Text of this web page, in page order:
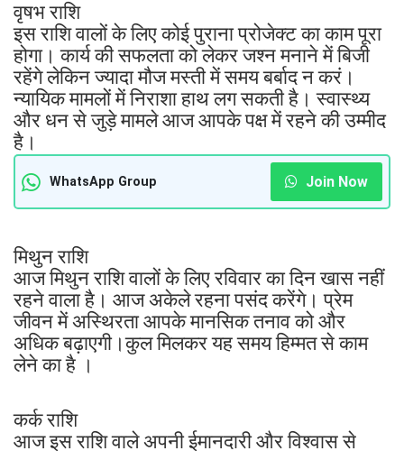
वृषभ राशि
इस राशि वालों के लिए कोई पुराना प्रोजेक्ट का काम पूरा
होगा। कार्य की सफलता को लेकर जश्न मनाने में बिजी
रहेंगे लेकिन ज्यादा मौज मस्ती में समय बर्बाद न करं।
न्यायिक मामलों में निराशा हाथ लग सकती है। स्वास्थ्य
और धन से जुड़े मामले आज आपके पक्ष में रहने की उम्मीद
है।
WhatsApp Group Join Now
मिथुन राशि
आज मिथुन राशि वालों के लिए रविवार का दिन खास नहीं
रहने वाला है। आज अकेले रहना पसंद करेंगे। प्रेम
जीवन में अस्थिरता आपके मानसिक तनाव को और
अधिक बढ़ाएगी।कुल मिलकर यह समय हिम्मत से काम
लेने का है ।
कर्क राशि
आज इस राशि वाले अपनी ईमानदारी और विश्वास से